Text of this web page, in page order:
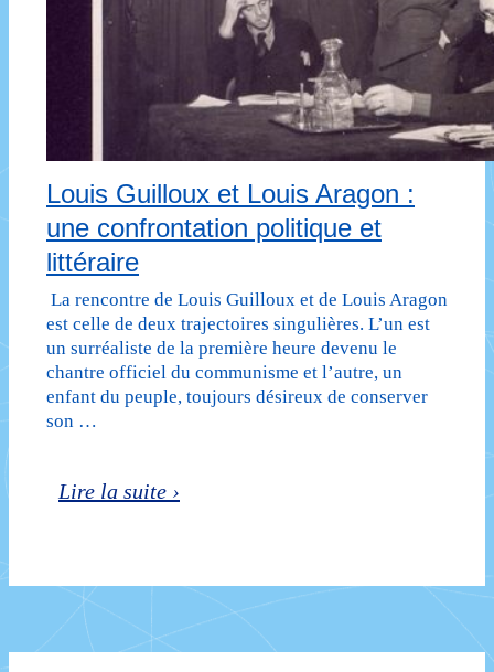
Louis Guilloux et Louis Aragon :
une confrontation politique et
littéraire
La rencontre de Louis Guilloux et de Louis Aragon
est celle de deux trajectoires singulières. L’un est
un surréaliste de la première heure devenu le
chantre officiel du communisme et l’autre, un
enfant du peuple, toujours désireux de conserver
son …
Louis
Louis
Aragon
Lire la suite ›